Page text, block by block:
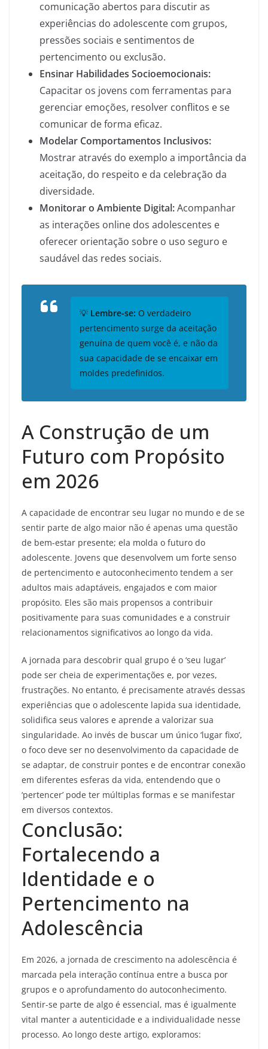
comunicação abertos para discutir as
experiências do adolescente com grupos,
pressões sociais e sentimentos de
pertencimento ou exclusão.
Ensinar Habilidades Socioemocionais:
Capacitar os jovens com ferramentas para
gerenciar emoções, resolver conflitos e se
comunicar de forma eficaz.
Modelar Comportamentos Inclusivos:
Mostrar através do exemplo a importância da
aceitação, do respeito e da celebração da
diversidade.
Monitorar o Ambiente Digital:Acompanhar
as interações online dos adolescentes e
oferecer orientação sobre o uso seguro e
saudável das redes sociais.
💡 Lembre-se: O verdadeiro
pertencimento surge da aceitação
genuína de quem você é, e não da
sua capacidade de se encaixar em
moldes predefinidos.
A Construção de um
Futuro com Propósito
em 2026
A capacidade de encontrar seu lugar no mundo e de se
sentir parte de algo maior não é apenas uma questão
de bem-estar presente; ela molda o futuro do
adolescente. Jovens que desenvolvem um forte senso
de pertencimento e autoconhecimento tendem a ser
adultos mais adaptáveis, engajados e com maior
propósito. Eles são mais propensos a contribuir
positivamente para suas comunidades e a construir
relacionamentos significativos ao longo da vida.
A jornada para descobrir qual grupo é o ‘seu lugar’
pode ser cheia de experimentações e, por vezes,
frustrações. No entanto, é precisamente através dessas
experiências que o adolescente lapida sua identidade,
solidifica seus valores e aprende a valorizar sua
singularidade. Ao invés de buscar um único ‘lugar fixo’,
o foco deve ser no desenvolvimento da capacidade de
se adaptar, de construir pontes e de encontrar conexão
em diferentes esferas da vida, entendendo que o
‘pertencer’ pode ter múltiplas formas e se manifestar
em diversos contextos.
Conclusão:
Fortalecendo a
Identidade e o
Pertencimento na
Adolescência
Em 2026, a jornada de crescimento na adolescência é
marcada pela interação contínua entre a busca por
grupos e o aprofundamento do autoconhecimento.
Sentir-se parte de algo é essencial, mas é igualmente
vital manter a autenticidade e a individualidade nesse
processo. Ao longo deste artigo, exploramos: